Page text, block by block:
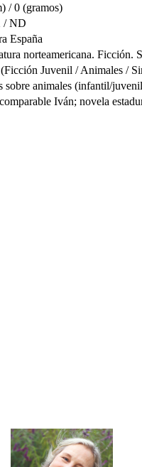
/ 0 (gramos)
/ ND
España
norteamericana. Ficción.
Juvenil / Animales /
sobre animales (infantil/
Iván; novela